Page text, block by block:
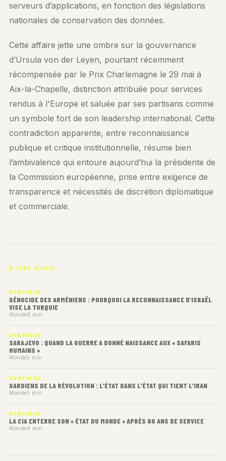
serveurs d’applications, en fonction des législations
nationales de conservation des données.
Cette affaire jette une ombre sur la gouvernance
d’Ursula von der Leyen, pourtant récemment
récompensée par le Prix Charlemagne le 29 mai à
Aix-la-Chapelle, distinction attribuée pour services
rendus à l'Europe et saluée par ses partisans comme
un symbole fort de son leadership international. Cette
contradiction apparente, entre reconnaissance
publique et critique institutionnelle, résume bien
l’ambivalence qui entoure aujourd’hui la présidente de
la Commission européenne, prise entre exigence de
transparence et nécessités de discrétion diplomatique
et commerciale.
À LIRE AUSSI
SYNTHÈSE
GÉNOCIDE DES ARMÉNIENS : POURQUOI LA RECONNAISSANCE D'ISRAËL
VISE LA TURQUIE
Monde6 min
SYNTHÈSE
SARAJEVO : QUAND LA GUERRE A DONNÉ NAISSANCE AUX « SAFARIS
HUMAINS »
Monde5 min
SYNTHÈSE
GARDIENS DE LA RÉVOLUTION : L’ÉTAT DANS L’ÉTAT QUI TIENT L’IRAN
Monde5 min
SYNTHÈSE
LA CIA ENTERRE SON « ÉTAT DU MONDE » APRÈS 60 ANS DE SERVICE
Monde4 min